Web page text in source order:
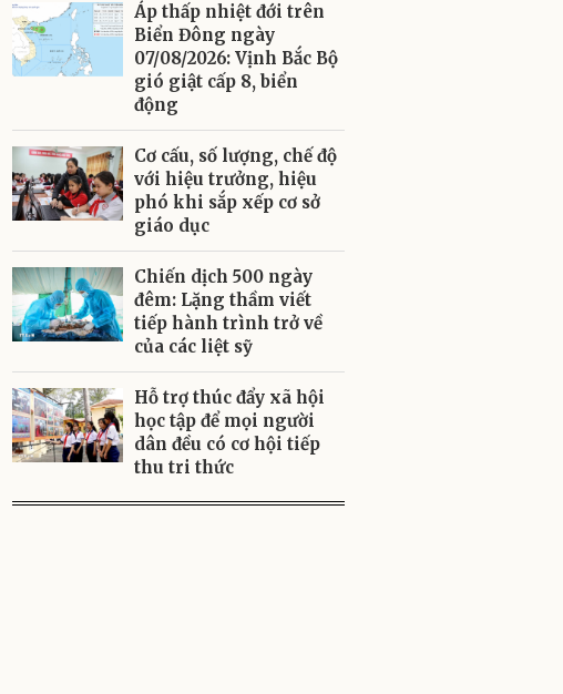
Áp thấp nhiệt đới trên
Biển Đông ngày
07/08/2026: Vịnh Bắc Bộ
gió giật cấp 8, biển
động
Cơ cấu, số lượng, chế độ
với hiệu trưởng, hiệu
phó khi sắp xếp cơ sở
giáo dục
Chiến dịch 500 ngày
đêm: Lặng thầm viết
tiếp hành trình trở về
của các liệt sỹ
Hỗ trợ thúc đẩy xã hội
học tập để mọi người
dân đều có cơ hội tiếp
thu tri thức